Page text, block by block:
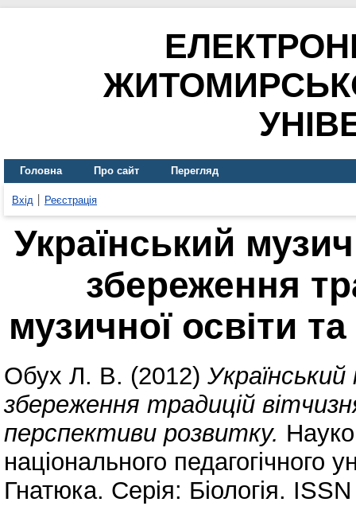
Головна Про сайт Перегляд
Вхід Реєстрація
Український
збереження
музичної освіти
Обух Л. В. (2012)
збереження традицій
перспективи розвитку.
національного педагогічного
Гнатюка. Серія: Біологія.